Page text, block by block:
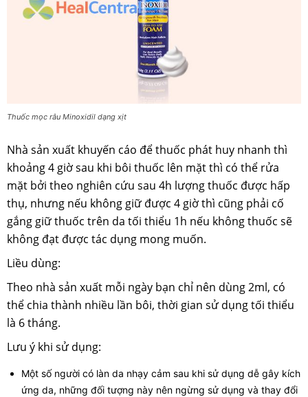
Thuốc mọc râu Minoxidil dạng xịt
Nhà sản xuất khuyến cáo để thuốc phát huy nhanh thì
khoảng 4 giờ sau khi bôi thuốc lên mặt thì có thể rửa
mặt bởi theo nghiên cứu sau 4h lượng thuốc được hấp
thụ, nhưng nếu không giữ được 4 giờ thì cũng phải cố
gắng giữ thuốc trên da tối thiểu 1h nếu không thuốc sẽ
không đạt được tác dụng mong muốn.
Liều dùng:
Theo nhà sản xuất mỗi ngày bạn chỉ nên dùng 2ml, có
thể chia thành nhiều lần bôi, thời gian sử dụng tối thiểu
là 6 tháng.
Lưu ý khi sử dụng:
Một số người có làn da nhạy cảm sau khi sử dụng dễ gây kích
ứng da, những đối tượng này nên ngừng sử dụng và thay đổi